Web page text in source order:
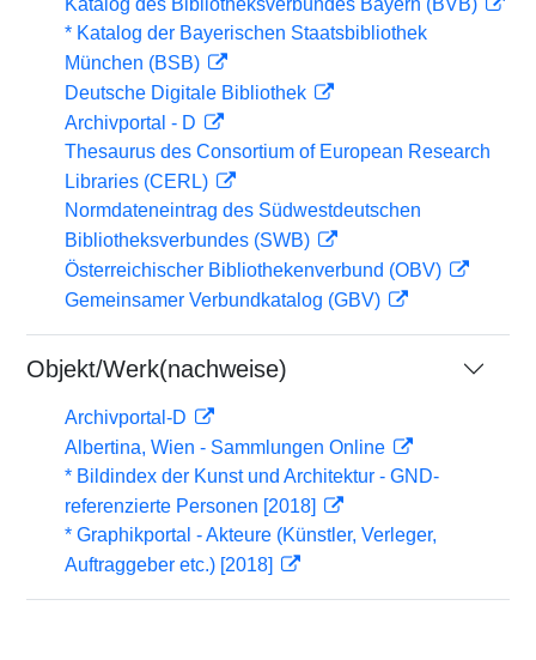
Katalog des Bibliotheksverbundes Bayern (BVB)
* Katalog der Bayerischen Staatsbibliothek
München (BSB)
Deutsche Digitale Bibliothek
Archivportal - D
Thesaurus des Consortium of European Research
Libraries (CERL)
Normdateneintrag des Südwestdeutschen
Bibliotheksverbundes (SWB)
Österreichischer Bibliothekenverbund (OBV)
Gemeinsamer Verbundkatalog (GBV)
Objekt/Werk(nachweise)
Archivportal-D
Albertina, Wien - Sammlungen Online
* Bildindex der Kunst und Architektur - GND-
referenzierte Personen [2018]
* Graphikportal - Akteure (Künstler, Verleger,
Auftraggeber etc.) [2018]